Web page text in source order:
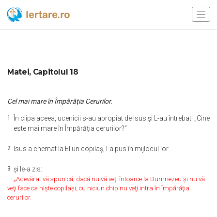
Matei, Capitolul 18
Cel mai mare în Împărăţia Cerurilor.
1
În clipa aceea, ucenicii s-au apropiat de Isus şi L-au întrebat: „Cine
este mai mare în Împărăţia cerurilor?”
2 Isus a chemat la El un copilaş, l-a pus în mijlocul lor
3 şi le-a zis:
„Adevărat vă spun că, dacă nu vă veţi întoarce la Dumnezeu şi nu vă
veţi face ca nişte copilaşi, cu niciun chip nu veţi intra în Împărăţia
cerurilor.